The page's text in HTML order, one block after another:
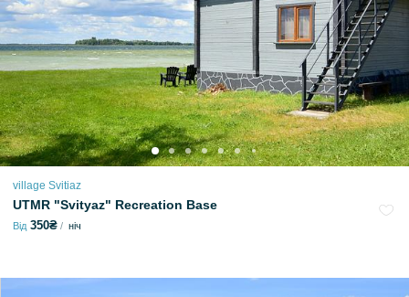
village Svitiaz
UTMR "Svityaz" Recreation Base
Від 350₴ ніч